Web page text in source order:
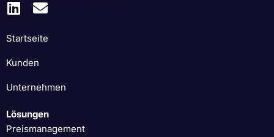
Startseite
Kunden
Unternehmen
Lösungen
Preismanagement